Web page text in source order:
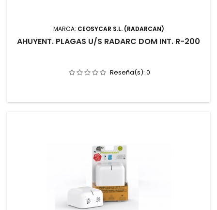
MARCA: CEOSYCAR S.L. (RADARCAN)
AHUYENT. PLAGAS U/S RADARC DOM INT. R-200
Reseña(s): 0